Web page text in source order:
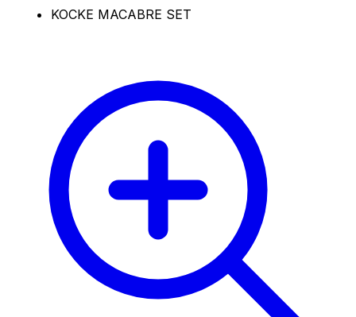
KOCKE MACABRE SET